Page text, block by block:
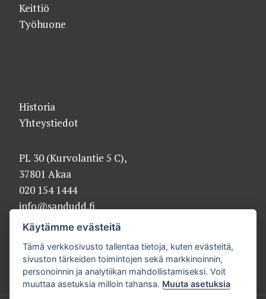
Keittiö
Työhuone
Historia
Yhteystiedot
PL 30 (Kurvolantie 5 C),
37801 Akaa
020 154 1444
info@sandudd.fi
Käytämme evästeitä
Tämä verkkosivusto tallentaa tietoja, kuten evästeitä,
sivuston tärkeiden toimintojen sekä markkinoinnin,
personoinnin ja analytiikan mahdollistamiseksi. Voit
muuttaa asetuksia milloin tahansa. Muuta asetuksia